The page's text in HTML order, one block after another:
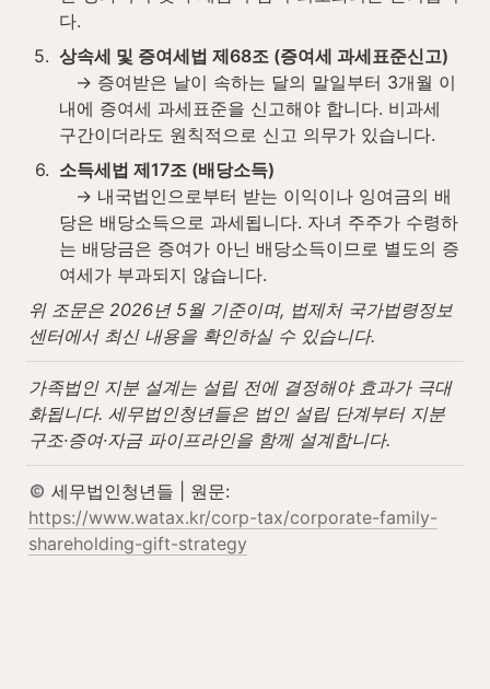
다.
5. 상속세 및 증여세법 제68조 (증여세 과세표준신고)
내에 증여세 과세표준을 신고해야 합니다. 비과세
구간이더라도 원칙적으로 신고 의무가 있습니다.
6. 소득세법 제17조 (배당소득)
당은 배당소득으로 과세됩니다. 자녀 주주가 수령하
는 배당금은 증여가 아닌 배당소득이므로 별도의 증
여세가 부과되지 않습니다.
위 조문은 2026년 5월 기준이며, 법제처 국가법령정보
센터에서 최신 내용을 확인하실 수 있습니다.
가족법인 지분 설계는 설립 전에 결정해야 효과가 극대
화됩니다. 세무법인청년들은 법인 설립 단계부터 지분
구조·증여·자금 파이프라인을 함께 설계합니다.
https://www.watax.kr/corp-tax/corporate-family-
shareholding-gift-strategy